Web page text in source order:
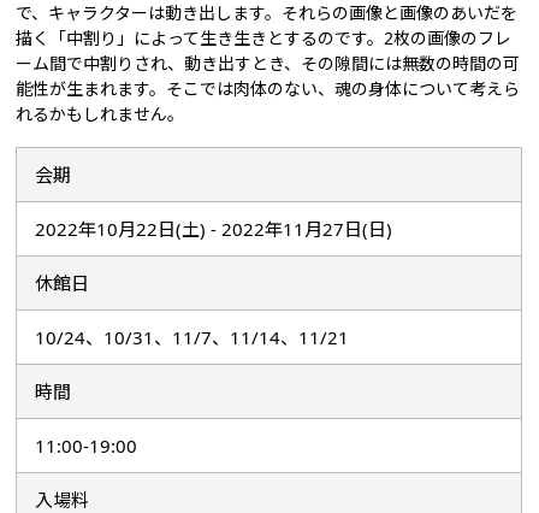
で、キャラクターは動き出します。それらの画像と画像のあいだを
描く「中割り」によって生き生きとするのです。2枚の画像のフレ
ーム間で中割りされ、動き出すとき、その隙間には無数の時間の可
能性が生まれます。そこでは肉体のない、魂の身体について考えら
れるかもしれません。
会期
2022年10月22日(土) - 2022年11月27日(日)
休館日
10/24、10/31、11/7、11/14、11/21
時間
11:00-19:00
入場料